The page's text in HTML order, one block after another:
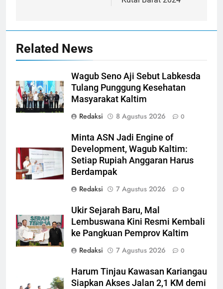
Related News
Wagub Seno Aji Sebut Labkesda
Tulang Punggung Kesehatan
Masyarakat Kaltim
Redaksi
8 Agustus 2026 0
Minta ASN Jadi Engine of
Development, Wagub Kaltim:
Setiap Rupiah Anggaran Harus
Berdampak
Redaksi
7 Agustus 2026 0
Ukir Sejarah Baru, Mal
Lembuswana Kini Resmi Kembali
ke Pangkuan Pemprov Kaltim
Redaksi
7 Agustus 2026 0
Harum Tinjau Kawasan Kariangau
Siapkan Akses Jalan 2,1 KM demi